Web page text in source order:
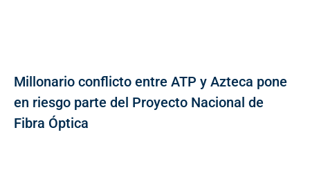
Millonario conflicto entre ATP y Azteca pone
en riesgo parte del Proyecto Nacional de
Fibra Óptica